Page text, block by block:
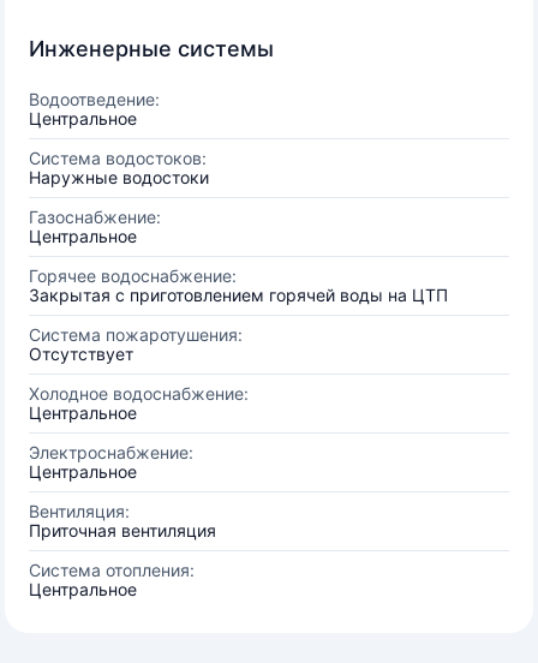
Инженерные системы
Водоотведение:
Центральное
Система водостоков:
Наружные водостоки
Газоснабжение:
Центральное
Горячее водоснабжение:
Закрытая с приготовлением горячей воды на ЦТП
Система пожаротушения:
Отсутствует
Холодное водоснабжение:
Центральное
Электроснабжение:
Центральное
Вентиляция:
Приточная вентиляция
Система отопления:
Центральное